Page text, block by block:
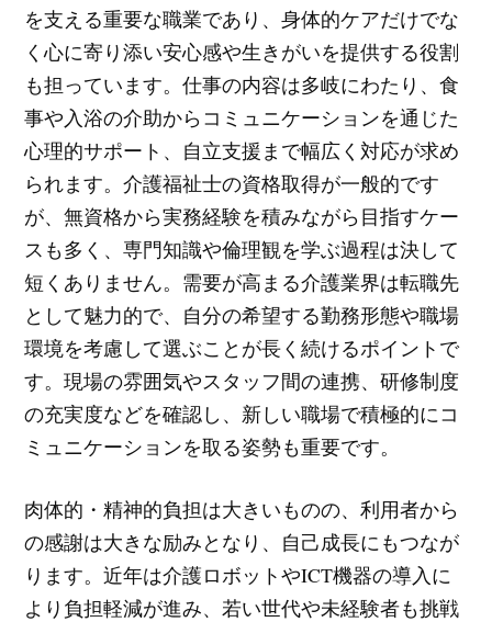
を支える重要な職業であり、身体的ケアだけでな
く心に寄り添い安心感や生きがいを提供する役割
も担っています。仕事の内容は多岐にわたり、食
事や入浴の介助からコミュニケーションを通じた
心理的サポート、自立支援まで幅広く対応が求め
られます。介護福祉士の資格取得が一般的です
が、無資格から実務経験を積みながら目指すケー
スも多く、専門知識や倫理観を学ぶ過程は決して
短くありません。需要が高まる介護業界は転職先
として魅力的で、自分の希望する勤務形態や職場
環境を考慮して選ぶことが長く続けるポイントで
す。現場の雰囲気やスタッフ間の連携、研修制度
の充実度などを確認し、新しい職場で積極的にコ
ミュニケーションを取る姿勢も重要です。
肉体的・精神的負担は大きいものの、利用者から
の感謝は大きな励みとなり、自己成長にもつなが
ります。近年は介護ロボットやICT機器の導入に
より負担軽減が進み、若い世代や未経験者も挑戦